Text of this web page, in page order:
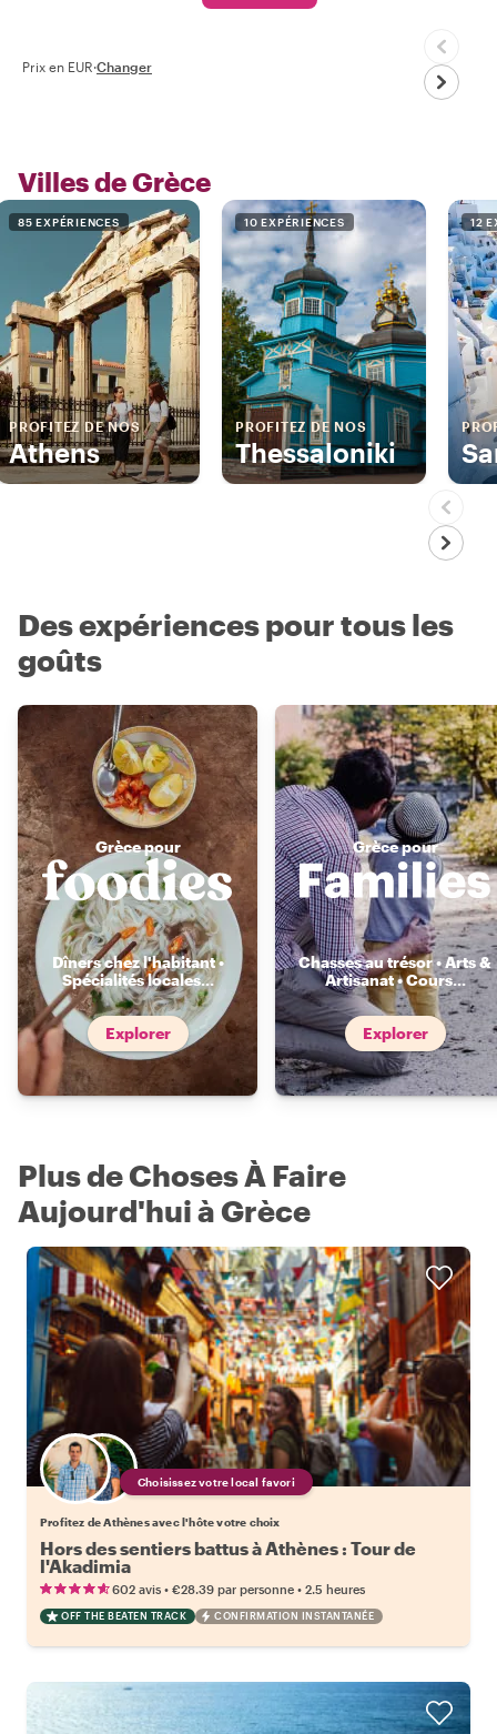
Prix en EUR·Changer
Villes de Grèce
85 EXPÉRIENCES
PROFITEZ DE NOS
Athens
10 EXPÉRIENCES
PROFITEZ DE NOS
Thessaloniki
12
Des expériences pour tous les
goûts
Grèce pour
Dîners chez l'habitant •
Spécialités locales...
Explorer
Grèce pour
Chasses au trésor • Arts &
Artisanat • Cours...
Explorer
Plus de Choses À Faire
Aujourd'hui à Grèce
Choisissez votre local favori
Profitez de Athènes avec l'hôte votre choix
Hors des sentiers battus à Athènes : Tour de
l'Akadimia
602 avis • €28.39 par personne • 2.5 heures
OFF THE BEATEN TRACK CONFIRMATION INSTANTANÉE